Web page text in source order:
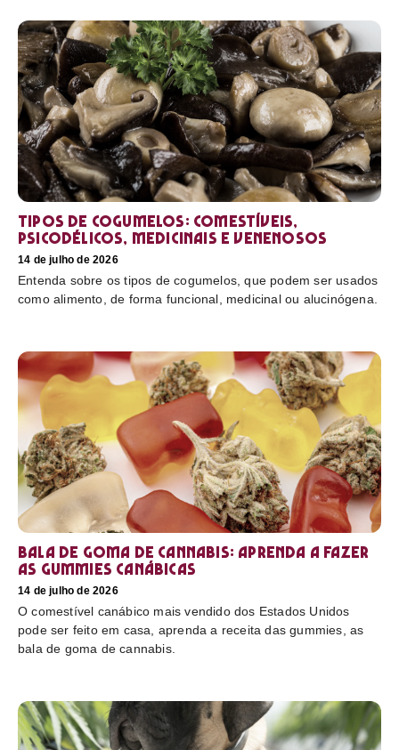
Tipos de cogumelos: comestíveis,
psicodélicos, medicinais e venenosos
14 de julho de 2026
Entenda sobre os tipos de cogumelos, que podem ser usados
como alimento, de forma funcional, medicinal ou alucinógena.
Bala de goma de cannabis: aprenda a fazer
as gummies canábicas
14 de julho de 2026
O comestível canábico mais vendido dos Estados Unidos
pode ser feito em casa, aprenda a receita das gummies, as
bala de goma de cannabis.